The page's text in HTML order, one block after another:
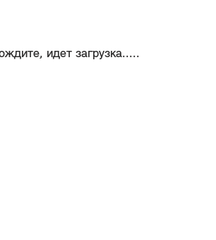
идет загрузка.....